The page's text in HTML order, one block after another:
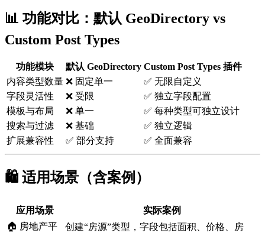
📊 功能对比：默认 GeoDirectory vs
Custom Post Types
功能模块 默认 GeoDirectory Custom Post Types 插件
内容类型数量 ❌ 固定单一
✅ 无限自定义
字段灵活性
❌ 受限
✅ 独立字段配置
模板与布局
❌ 单一
✅ 每种类型可独立设计
搜索与过滤
❌ 基础
✅ 独立逻辑
扩展兼容性
✅ 部分支持 ✅ 全面兼容
🛍️ 适用场景（含案例）
应用场景
实际案例
🏠 房地产平
创建“房源”类型，字段包括面积、价格、房